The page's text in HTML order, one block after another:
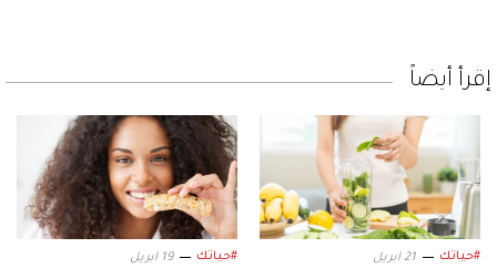
إقرأ أيضاً
#حياتك 21 ابريل #حياتك 19 ابريل